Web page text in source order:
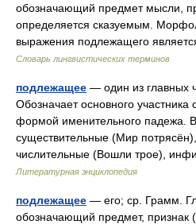
обозначающий предмет мысли,
определяется сказуемым.
выражения подлежащего
Словарь лингвистических терминов
подлежащее — один из главных
Обозначает основного
формой именительного падежа.
существительные (Мир
числительные (Вошли трое),
Литературная энциклопедия
подлежащее — его; ср. Грамм.
обозначающий предмет, признак